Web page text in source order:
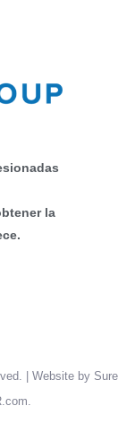
la
| Website by Sure